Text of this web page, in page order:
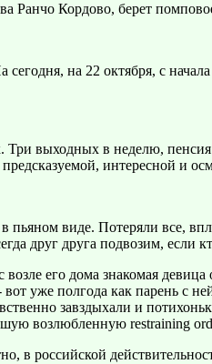
Ранчо Кордово, берет
на 22 октября, с
выходных в неделю,
интересной и
виде. Потеряли все,
друг друга подвозим,
его дома знакомая
уже полгода как парень с
завздыхали и
возлюбленную restraining
в российской